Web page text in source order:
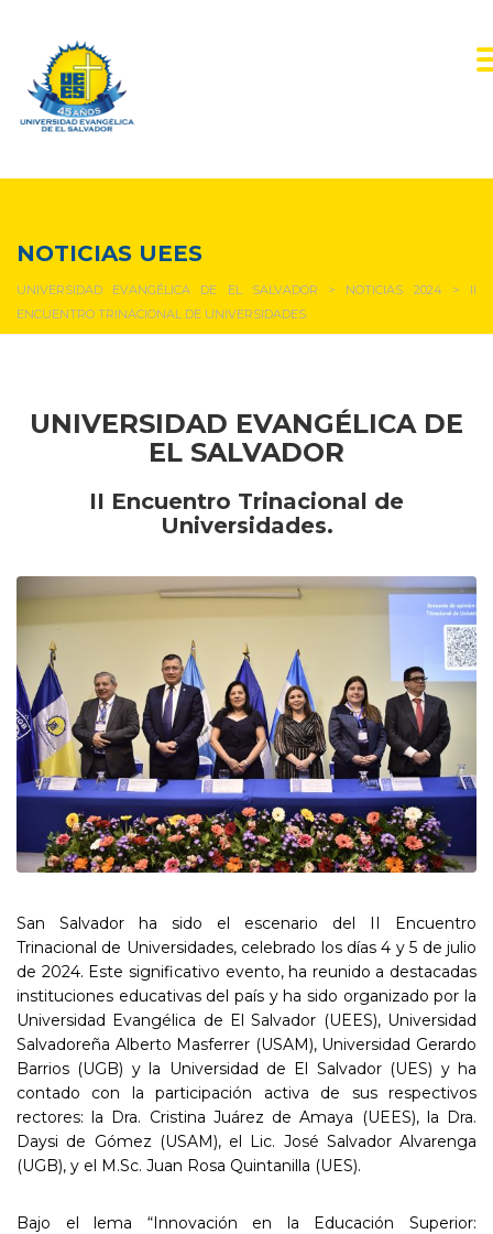
NOTICIAS UEES
UNIVERSIDAD EVANGÉLICA DE EL SALVADOR > NOTICIAS 2024> II
ENCUENTRO TRINACIONAL DE UNIVERSIDADES.
UNIVERSIDAD EVANGÉLICA DE
EL SALVADOR
II Encuentro Trinacional de
Universidades.
San Salvador ha sido el escenario del II Encuentro
Trinacional de Universidades, celebrado los días 4 y 5 de julio
de 2024. Este significativo evento, ha reunido a destacadas
instituciones educativas del país y ha sido organizado por la
Universidad Evangélica de El Salvador (UEES), Universidad
Salvadoreña Alberto Masferrer (USAM), Universidad Gerardo
Barrios (UGB) y la Universidad de El Salvador (UES) y ha
contado con la participación activa de sus respectivos
rectores: la Dra. Cristina Juárez de Amaya (UEES), la Dra.
Daysi de Gómez (USAM), el Lic. José Salvador Alvarenga
(UGB), y el M.Sc. Juan Rosa Quintanilla (UES).
Bajo el lema “Innovación en la Educación Superior: